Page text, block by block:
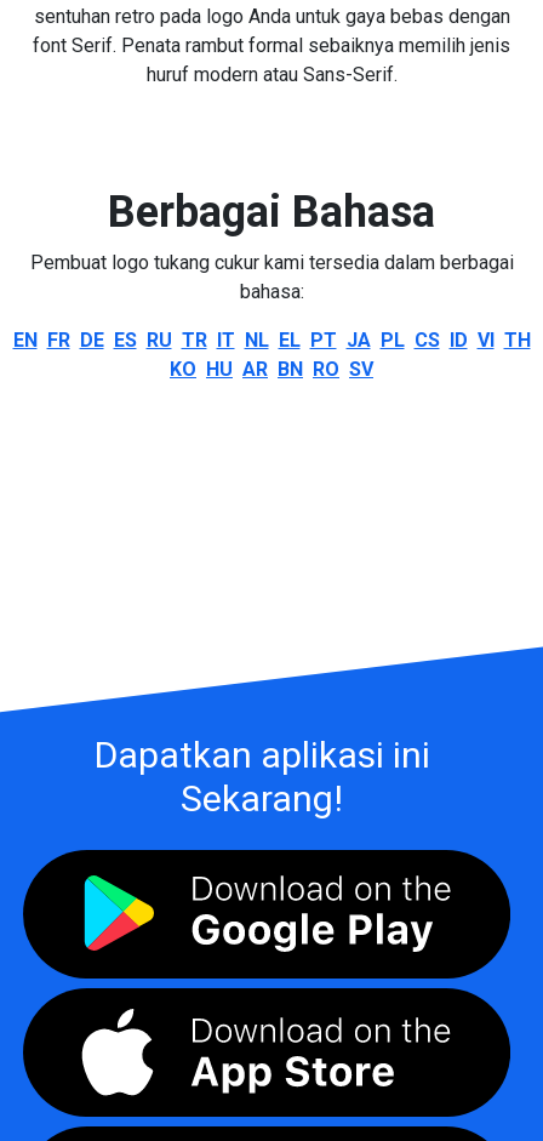
sentuhan retro pada logo Anda untuk gaya bebas dengan
font Serif. Penata rambut formal sebaiknya memilih jenis
huruf modern atau Sans-Serif.
Berbagai Bahasa
Pembuat logo tukang cukur kami tersedia dalam berbagai
bahasa:
EN FR DE ES RU TR IT NL EL PT JA PL CS ID VI TH
KO HU AR BN RO SV
Dapatkan aplikasi ini
Sekarang!